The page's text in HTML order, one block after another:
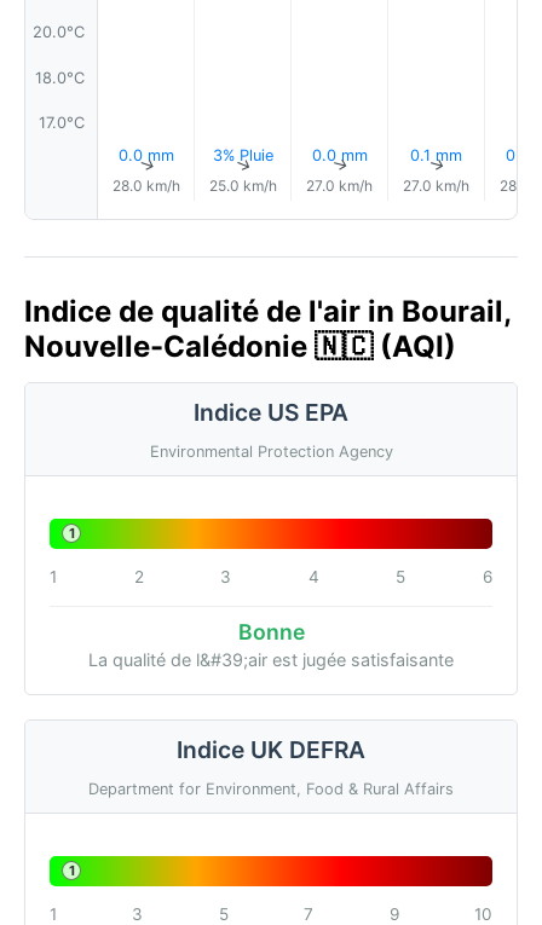
20.0°C
18.0°C
17.0°C
0.0 mm
↑
28.0 km/h
3% Pluie
↑
25.0 km/h
0.0 mm
↑
27.0 km/h
0.1 mm
↑
27.0 km/h
0.0
28.0
Indice de qualité de l'air in Bourail,
Nouvelle-Calédonie 🇳🇨 (AQI)
Indice US EPA
Environmental Protection Agency
1
1 2 3 4 5 6
Bonne
La qualité de l&#39;air est jugée satisfaisante
Indice UK DEFRA
Department for Environment, Food & Rural Affairs
1
1 3 5 7 9 10